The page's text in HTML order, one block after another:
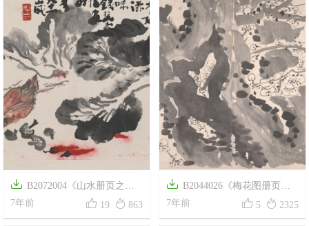
 B2072004《山水册页之
四》清代画家钱松喦高清作品
7年前  19  863
 B2044026《梅花图册页
六》清代画家金农高清作品
7年前  5  2325